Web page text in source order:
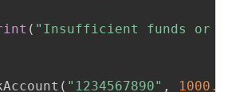
( "Insufficient funds or
( "1234567890" , 1000.0